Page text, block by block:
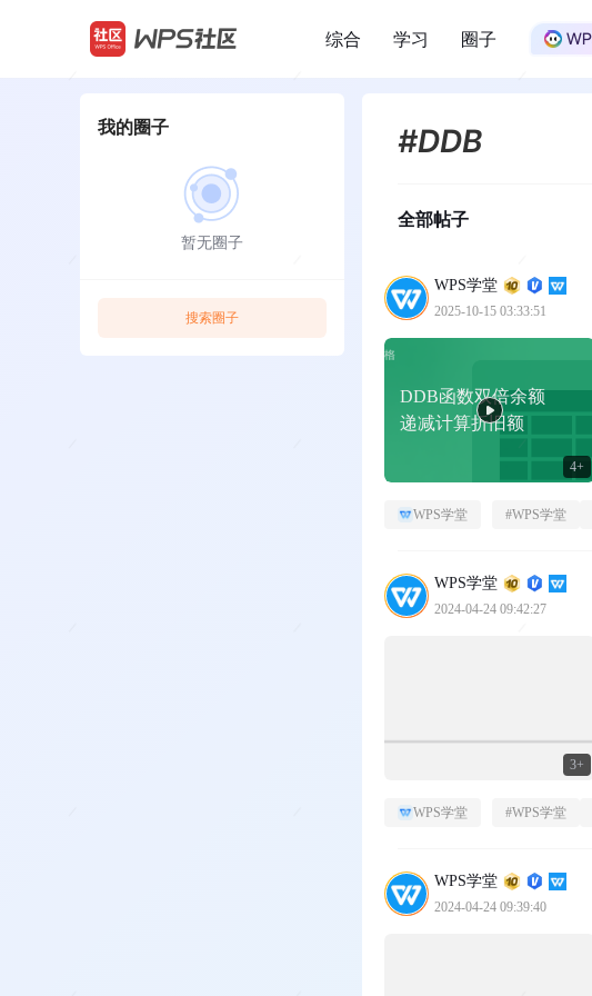
/
综合 学习 圈子
我的圈子
暂无圈子
搜索圈子
#DDB
全部帖子
WPS学堂
2025-10-15 03:33:51
DDB函数双倍余额
递减计算折旧额
4+
WPS学堂 #WPS学堂
WPS学堂
2024-04-24 09:42:27
3+
WPS学堂 #WPS学堂
WPS学堂
2024-04-24 09:39:40